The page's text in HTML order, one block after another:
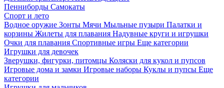
Пенниборды Самокаты
Спорт и лето
Водное оружие Зонты Мячи Мыльные пузыри Палатки и
корзины Жилеты для плавания Надувные круги и игрушки
Очки для плавания Спортивные игры Еще категории
Игрушки для девочек
Зверушки, фигурки, питомцы Коляски для кукол и пупсов
Игровые дома и замки Игровые наборы Куклы и пупсы Еще
категории